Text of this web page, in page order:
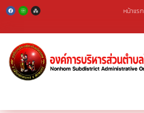
Skip
to
content
หน้าแรก